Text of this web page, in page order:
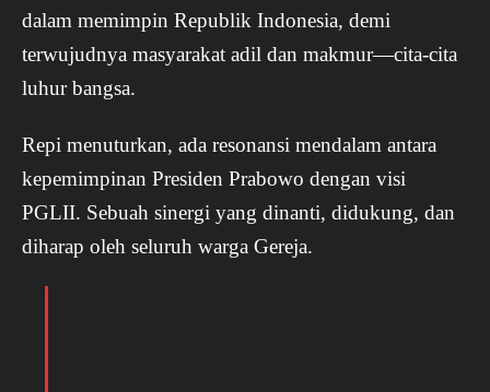
dalam memimpin Republik Indonesia, demi
terwujudnya masyarakat adil dan makmur—cita-cita
luhur bangsa.
Repi menuturkan, ada resonansi mendalam antara
kepemimpinan Presiden Prabowo dengan visi
PGLII. Sebuah sinergi yang dinanti, didukung, dan
diharap oleh seluruh warga Gereja.